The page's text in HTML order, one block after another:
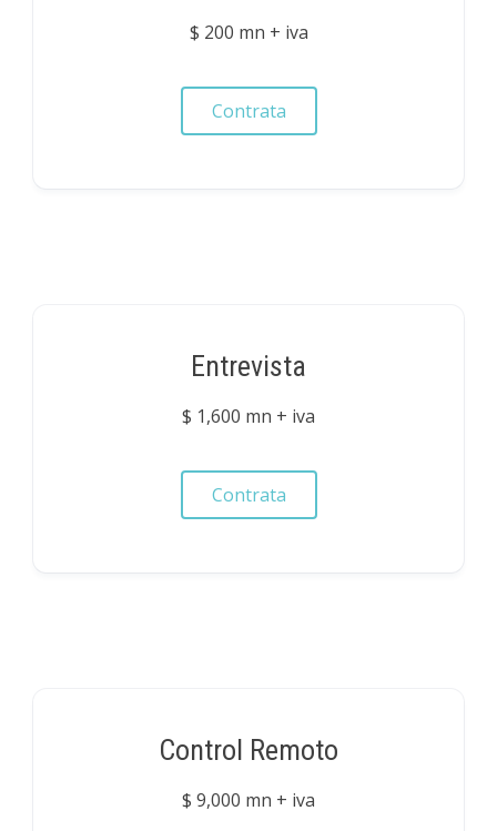
$ 200 mn + iva
Contrata
Entrevista
$ 1,600 mn + iva
Contrata
Control Remoto
$ 9,000 mn + iva